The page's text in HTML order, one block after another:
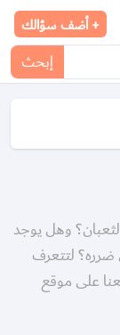
إبحث
+ أضف سؤالك
وهل يوجد
ضرره؟ لتتعرف
على موقع